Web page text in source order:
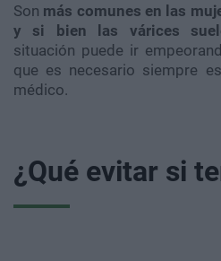
Son más comunes en las
y si bien las várices
situación puede ir
que es necesario siempre
médico.
¿Qué evitar si